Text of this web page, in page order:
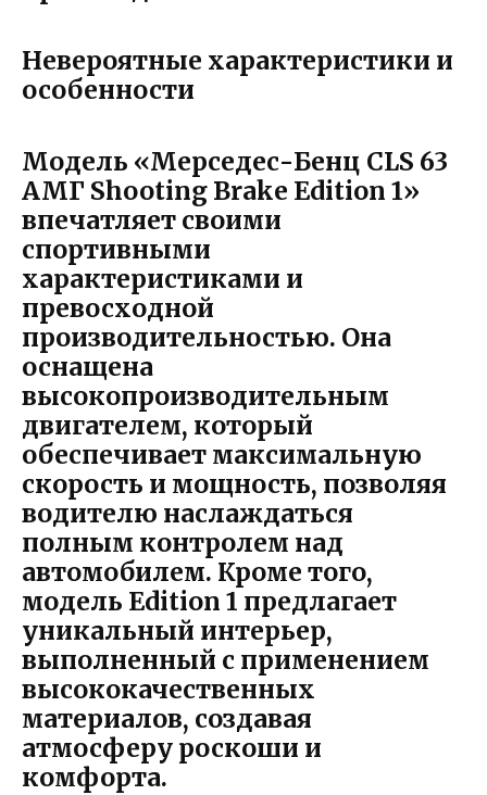
Невероятные характеристики и
особенности
Модель «Мерседес-Бенц CLS 63
АМГ Shooting Brake Edition 1»
впечатляет своими
спортивными
характеристиками и
превосходной
производительностью. Она
оснащена
высокопроизводительным
двигателем, который
обеспечивает максимальную
скорость и мощность, позволяя
водителю наслаждаться
полным контролем над
автомобилем. Кроме того,
модель Edition 1 предлагает
уникальный интерьер,
выполненный с применением
высококачественных
материалов, создавая
атмосферу роскоши и
комфорта.